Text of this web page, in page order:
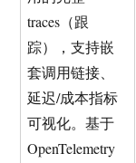
traces（跟
踪），支持嵌
套调用链接、
延迟/成本指标
可视化。基于
OpenTelemetry